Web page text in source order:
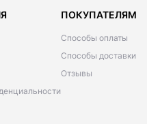
ПОКУПАТЕЛЯМ
Способы оплаты
Способы доставки
Отзывы